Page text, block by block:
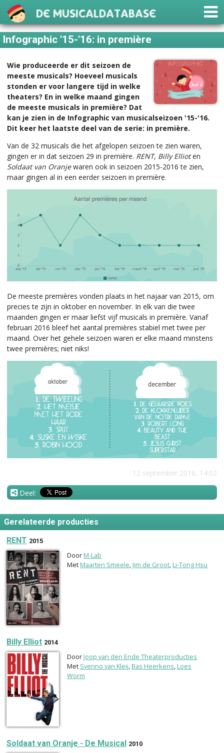
De Musicaldatabase
Infographic '15-'16: in première
Wie produceerde er dit seizoen de
meeste musicals? Hoeveel musicals
stonden er voor langere tijd in welke
theaters? En in welke maand gingen
de meeste musicals in première? Dat
kan je zien in de Infographic van musicalseizoen '15-'16.
Dit keer het laatste deel van de serie: in première.
Van de 32 musicals die het afgelopen seizoen te zien waren,
gingen er in dat seizoen 29 in première. RENT, Billy Ellioten
Soldaat van Oranjewaren ook in seizoen 2015-2016 te zien,
maar gingen al in een eerder seizoen in première.
De meeste premières vonden plaats in het najaar van 2015, om
precies te zijn in oktober en november. In elk van die twee
maanden gingen er maar liefst vijf musicals in première. Vanaf
februari 2016 bleef het aantal premières stabiel met twee per
maand. Over het gehele seizoen waren er elke maand minstens
twee premières; niet niks!
12 september 2016, 14:02
Deel:
Gerelateerde producties
RENT 2015
DoorM-Lab
MetMaarten Smeele,Jim de Groot,Li-Tong Hsu
Billy Elliot 2014
DoorJoop van den Ende Theaterproducties
Met Svenno van Kleij,Bas Heerkens,Loes
Worm
Soldaat van Oranje - De Musical 2010